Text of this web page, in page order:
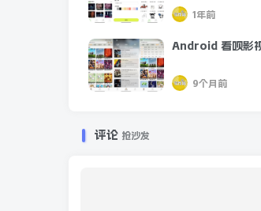
1年前
Android 看呗影
9个月前
评论 抢沙发